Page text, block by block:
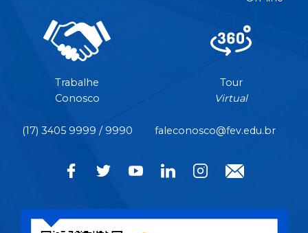
Trabalhe
Conosco
Tour
Virtual
(17) 3405 9999 / 9990 faleconosco@fev.edu.br